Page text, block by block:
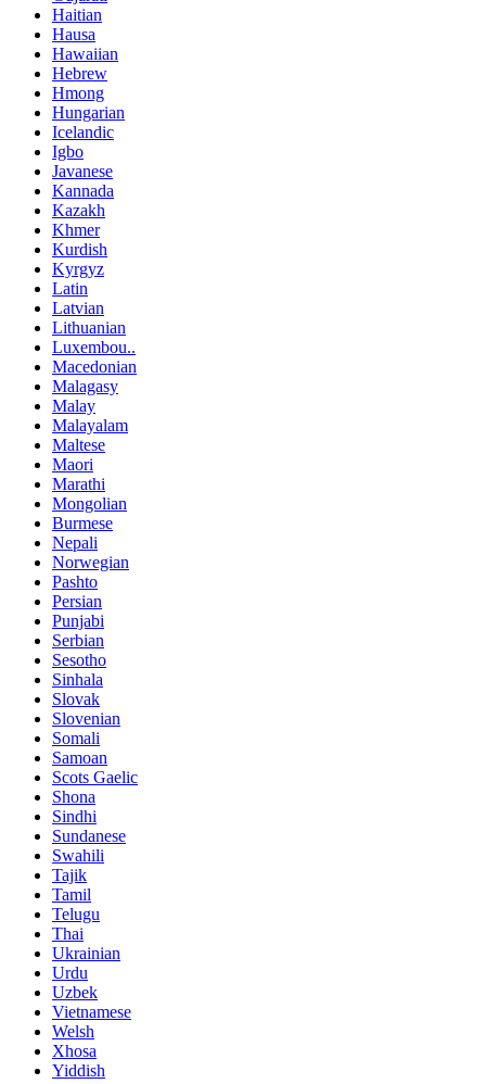
Haitian
Hausa
Hawaiian
Hebrew
Hmong
Hungarian
Icelandic
Igbo
Javanese
Kannada
Kazakh
Khmer
Kurdish
Kyrgyz
Latin
Latvian
Lithuanian
Luxembou..
Macedonian
Malagasy
Malay
Malayalam
Maltese
Maori
Marathi
Mongolian
Burmese
Nepali
Norwegian
Pashto
Persian
Punjabi
Serbian
Sesotho
Sinhala
Slovak
Slovenian
Somali
Samoan
Scots Gaelic
Shona
Sindhi
Sundanese
Swahili
Tajik
Tamil
Telugu
Thai
Ukrainian
Urdu
Uzbek
Vietnamese
Welsh
Xhosa
Yiddish